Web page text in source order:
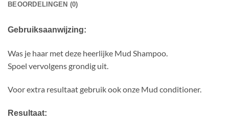
BEOORDELINGEN (0)
Gebruiksaanwijzing:
Was je haar met deze heerlijke Mud Shampoo.
Spoel vervolgens grondig uit.
Voor extra resultaat gebruik ook onze Mud conditioner.
Resultaat: